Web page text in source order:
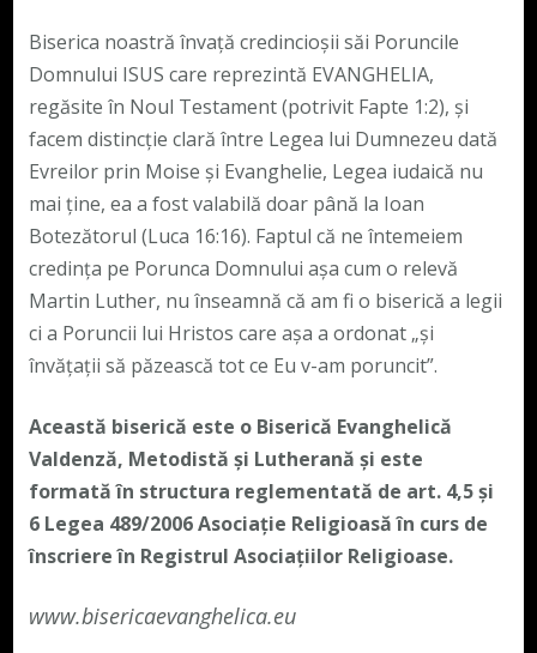
Biserica noastră învață credincioșii săi Poruncile
Domnului ISUS care reprezintă EVANGHELIA,
regăsite în Noul Testament (potrivit Fapte 1:2), și
facem distincție clară între Legea lui Dumnezeu dată
Evreilor prin Moise și Evanghelie, Legea iudaică nu
mai ține, ea a fost valabilă doar până la Ioan
Botezătorul (Luca 16:16). Faptul că ne întemeiem
credința pe Porunca Domnului așa cum o relevă
Martin Luther, nu înseamnă că am fi o biserică a legii
ci a Poruncii lui Hristos care așa a ordonat „și
învățații să păzească tot ce Eu v-am poruncit”.
Această biserică este o Biserică Evanghelică
Valdenză, Metodistă și Lutherană și este
formată în structura reglementată de art. 4,5 și
6 Legea 489/2006Asociație Religioasă în curs de
înscriere în Registrul Asociațiilor Religioase.
www.bisericaevanghelica.eu